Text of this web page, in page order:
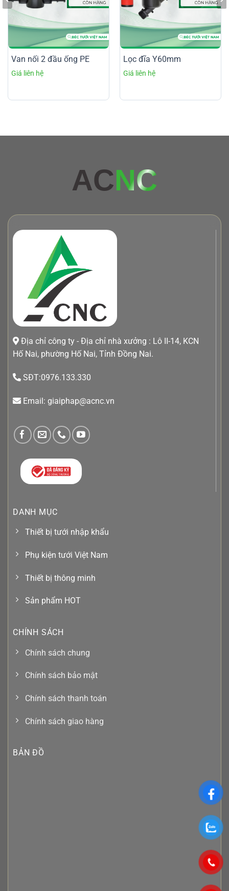
Van nối 2 đầu ống PE Lọc đĩa Y60mm
ACNC
Địa chỉ công ty - Địa chỉ nhà xưởng : Lô II-14, KCN
Hố Nai, phường Hố Nai, Tỉnh Đồng Nai.
SĐT:0976.133.330
Email: giaiphap@acnc.vn
DANH MỤC
Thiết bị tưới nhập khẩu
Phụ kiện tưới Việt Nam
Thiết bị thông minh
Sản phẩm HOT
CHÍNH SÁCH
Chính sách chung
Chính sách bảo mật
Chính sách thanh toán
Chính sách giao hàng
BẢN ĐỒ